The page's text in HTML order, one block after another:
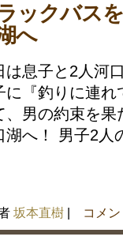
ックバス
へ
は息子と2人河
に『釣りに連
、男の約束を
へ！ 男子2人
坂本直樹 | コメ